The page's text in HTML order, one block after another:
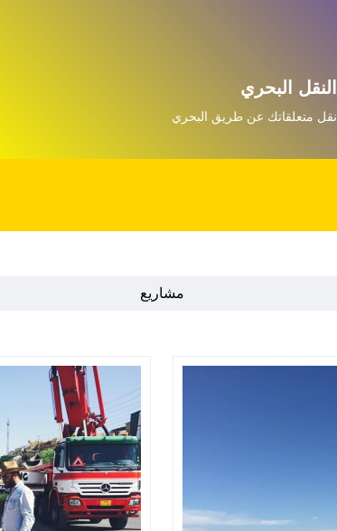
النقل البحري
نقل متعلقاتك عن طريق البحري
مشاريع